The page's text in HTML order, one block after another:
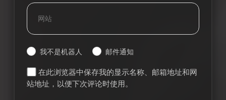
我不是机器人 邮件通知
在此浏览器中保存我的显示名称、邮箱地址和网
站地址，以便下次评论时使用。